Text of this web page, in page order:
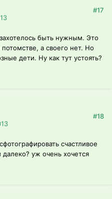
#17
быть нужным. Это
а своего нет. Но
дети. Ну как тут устоять?
#18
счастливое
уж очень хочется